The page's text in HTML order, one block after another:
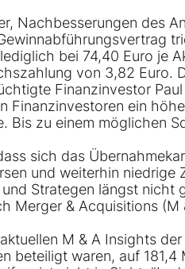
Nachbesserungen des
bei 74,40 Euro je
von 3,82 Euro.
Finanzinvestor
Finanzinvestoren ein
Bis zu einem möglichen
sich das
und weiterhin niedrige
Strategen längst nicht
Merger & Acquisitions
M & A Insights
beteiligt waren, auf 181,4